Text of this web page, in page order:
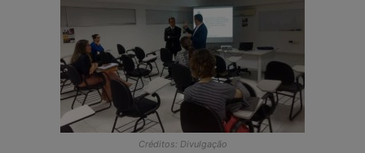
Créditos: Divulgação